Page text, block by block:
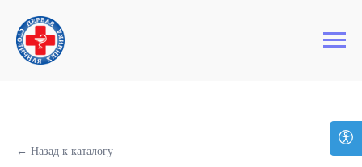
Первая Столичная Клиника
← Назад к каталогу